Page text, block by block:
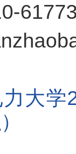
大学